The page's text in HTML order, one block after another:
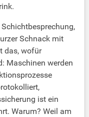
Schnack mit
das, wofür
Maschinen werden
ist ein
Warum? Weil am